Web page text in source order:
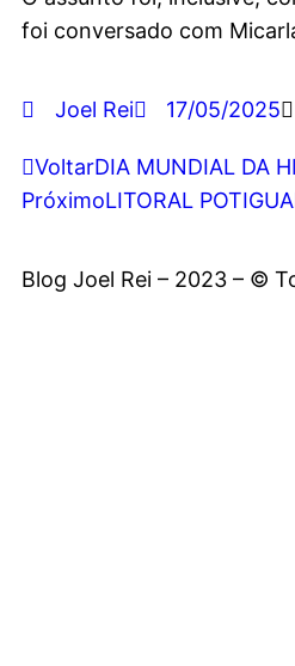
foi conversado com
Joel Rei 17/05/2025
VoltarDIA MUNDIAL DA
PróximoLITORAL
Blog Joel Rei – 2023 – ©